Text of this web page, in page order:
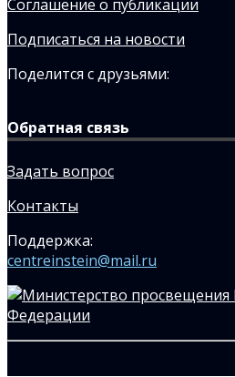
Соглашение о публикации
Подписаться на новости
Поделится с друзьями:
Обратная связь
Задать вопрос
Контакты
Поддержка:
centreinstein@mail.ru